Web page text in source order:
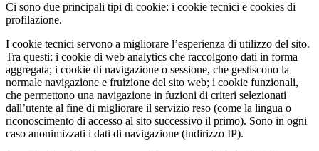
Ci sono due principali tipi di cookie: i cookie tecnici e cookies di
profilazione.
I cookie tecnici servono a migliorare l’esperienza di utilizzo del sito.
Tra questi: i cookie di web analytics che raccolgono dati in forma
aggregata; i cookie di navigazione o sessione, che gestiscono la
normale navigazione e fruizione del sito web; i cookie funzionali,
che permettono una navigazione in fuzioni di criteri selezionati
dall’utente al fine di migliorare il servizio reso (come la lingua o
riconoscimento di accesso al sito successivo il primo). Sono in ogni
caso anonimizzati i dati di navigazione (indirizzo IP).